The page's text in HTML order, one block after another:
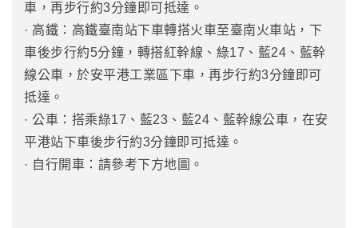
車，再步行約3分鐘即可抵達。
· 高鐵：高鐵臺南站下車轉搭火車至臺南火車站，下
車後步行約5分鐘，轉搭紅幹線、綠17、藍24、藍幹
線公車，於安平港工業區下車，再步行約3分鐘即可
抵達。
· 公車：搭乘綠17、藍23、藍24、藍幹線公車，在安
平港站下車後步行約3分鐘即可抵達。
· 自行開車：請參考下方地圖。